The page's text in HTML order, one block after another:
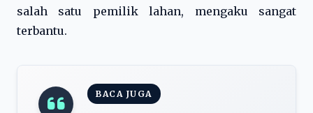
salah satu pemilik lahan, mengaku sangat
terbantu.
BACA JUGA